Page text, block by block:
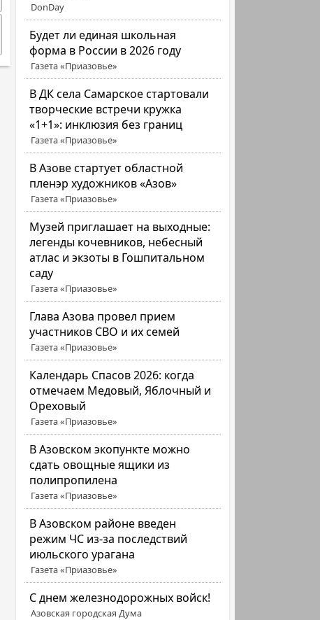
DonDay
Будет ли единая школьная
форма в России в 2026 году
Газета «Приазовье»
В ДК села Самарское стартовали
творческие встречи кружка
«1+1»: инклюзия без границ
Газета «Приазовье»
В Азове стартует областной
пленэр художников «Азов»
Газета «Приазовье»
Музей приглашает на выходные:
легенды кочевников, небесный
атлас и экзоты в Гошпитальном
саду
Газета «Приазовье»
Глава Азова провел прием
участников СВО и их семей
Газета «Приазовье»
Календарь Спасов 2026: когда
отмечаем Медовый, Яблочный и
Ореховый
Газета «Приазовье»
В Азовском экопункте можно
сдать овощные ящики из
полипропилена
Газета «Приазовье»
В Азовском районе введен
режим ЧС из-за последствий
июльского урагана
Газета «Приазовье»
С днем железнодорожных войск!
Азовская городская Дума